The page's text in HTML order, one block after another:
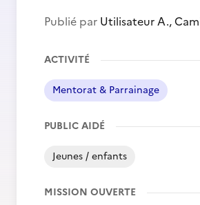
Publié par Utilisateur A.,
ACTIVITÉ
Mentorat & Parrainage
PUBLIC AIDÉ
Jeunes / enfants
MISSION OUVERTE